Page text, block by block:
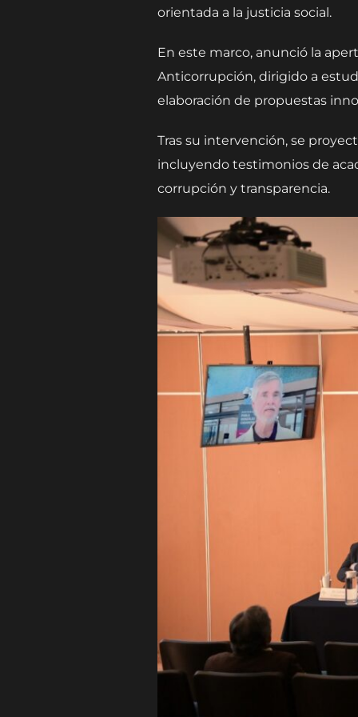
orientada a la justicia social.
En este marco, anunció la
Anticorrupción, dirigido a
elaboración de propuestas
Tras su intervención, se
incluyendo testimonios de
corrupción y transparencia.